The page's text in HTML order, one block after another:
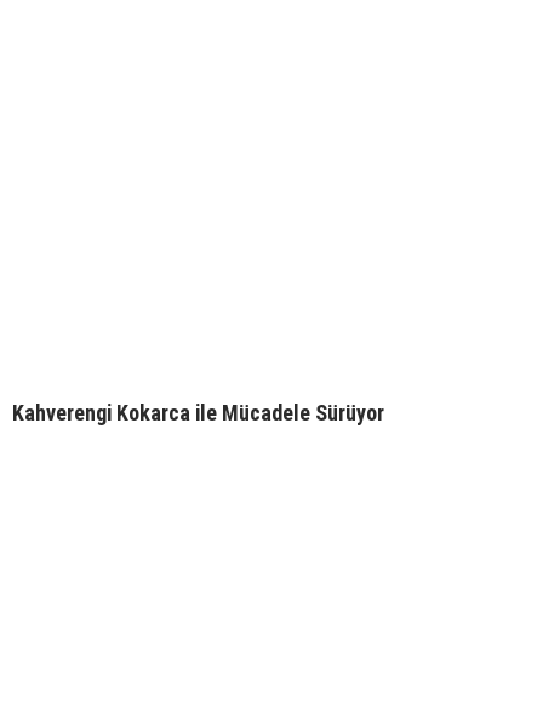
Kahverengi Kokarca ile Mücadele Sürüyor